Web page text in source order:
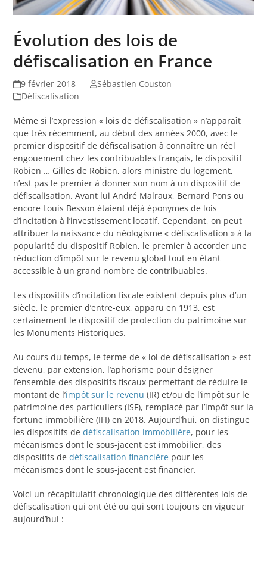
Évolution des lois de
défiscalisation en France
9 février 2018
Sébastien Couston
Défiscalisation
Même si l’expression « lois de défiscalisation » n’apparaît
que très récemment, au début des années 2000, avec le
premier dispositif de défiscalisation à connaître un réel
engouement chez les contribuables français, le dispositif
Robien … Gilles de Robien, alors ministre du logement,
n’est pas le premier à donner son nom à un dispositif de
défiscalisation. Avant lui André Malraux, Bernard Pons ou
encore Louis Besson étaient déjà éponymes de lois
d’incitation à l’investissement locatif. Cependant, on peut
attribuer la naissance du néologisme « défiscalisation » à la
popularité du dispositif Robien, le premier à accorder une
réduction d’impôt sur le revenu global tout en étant
accessible à un grand nombre de contribuables.
Les dispositifs d’incitation fiscale existent depuis plus d’un
siècle, le premier d’entre-eux, apparu en 1913, est
certainement le dispositif de protection du patrimoine sur
les Monuments Historiques.
Au cours du temps, le terme de « loi de défiscalisation » est
devenu, par extension, l’aphorisme pour désigner
l’ensemble des dispositifs fiscaux permettant de réduire le
montant de l’impôt sur le revenu (IR) et/ou de l’impôt sur le
patrimoine des particuliers (ISF), remplacé par l’impôt sur la
fortune immobilière (IFI) en 2018. Aujourd’hui, on distingue
les dispositifs dedéfiscalisation immobilière, pour les
mécanismes dont le sous-jacent est immobilier, des
dispositifs dedéfiscalisation financière pour les
mécanismes dont le sous-jacent est financier.
Voici un récapitulatif chronologique des différentes lois de
défiscalisation qui ont été ou qui sont toujours en vigueur
aujourd’hui :